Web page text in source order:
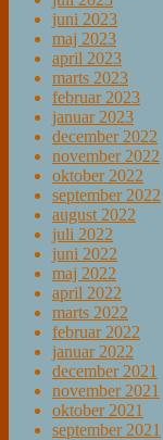
juni 2023
maj 2023
april 2023
marts 2023
februar 2023
januar 2023
december 2022
november 2022
oktober 2022
september 2022
august 2022
juli 2022
juni 2022
maj 2022
april 2022
marts 2022
februar 2022
januar 2022
december 2021
november 2021
oktober 2021
september 2021